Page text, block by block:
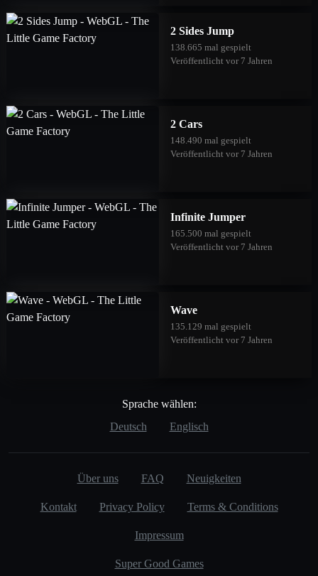
2 Sides Jump
138.665 mal gespielt
Veröffentlicht vor 7 Jahren
2 Cars
148.490 mal gespielt
Veröffentlicht vor 7 Jahren
Infinite Jumper
165.500 mal gespielt
Veröffentlicht vor 7 Jahren
Wave
135.129 mal gespielt
Veröffentlicht vor 7 Jahren
Sprache wählen:
Deutsch
Englisch
Über uns FAQ Neuigkeiten
Kontakt Privacy Policy Terms & Conditions
Impressum
Super Good Games